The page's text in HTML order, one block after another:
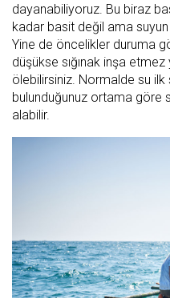
dayanabiliyoruz. Bu biraz
kadar basit değil ama
Yine de öncelikler duruma
düşükse sığınak inşa
ölebilirsiniz. Normalde su ilk
bulunduğunuz ortama göre
alabilir.